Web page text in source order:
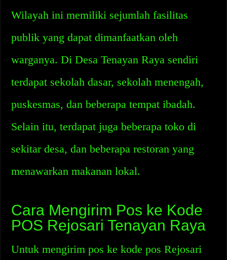
Wilayah ini memiliki sejumlah fasilitas
publik yang dapat dimanfaatkan oleh
warganya. Di Desa Tenayan Raya sendiri
terdapat sekolah dasar, sekolah menengah,
puskesmas, dan beberapa tempat ibadah.
Selain itu, terdapat juga beberapa toko di
sekitar desa, dan beberapa restoran yang
menawarkan makanan lokal.
Cara Mengirim Pos ke Kode
POS Rejosari Tenayan Raya
Untuk mengirim pos ke kode pos Rejosari